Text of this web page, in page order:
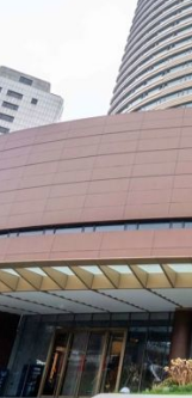
14311.01